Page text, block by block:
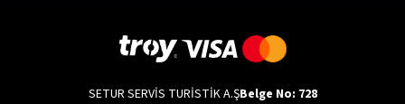
SETUR SERVİS TURİSTİK A.ŞBelge No: 728